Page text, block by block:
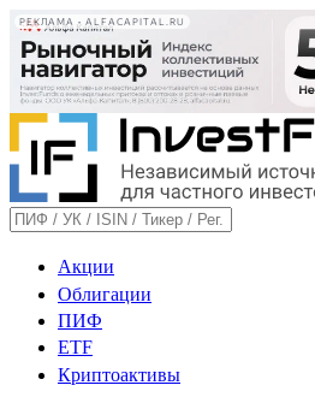
РЕКЛАМА • ALFACAPITAL.RU
Акции
Облигации
ПИФ
ETF
Криптоактивы